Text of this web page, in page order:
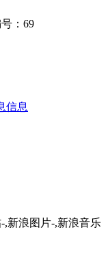
：69
信息
,新浪图片-,新浪音乐